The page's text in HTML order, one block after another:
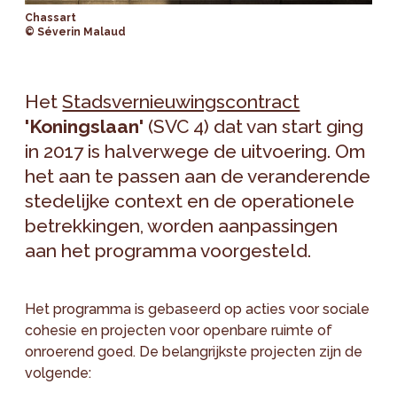
Chassart
© Séverin Malaud
HetStadsvernieuwingscontract
'Koningslaan' (SVC 4) dat van start ging
in 2017 is halverwege de uitvoering. Om
het aan te passen aan de veranderende
stedelijke context en de operationele
betrekkingen, worden aanpassingen
aan het programma voorgesteld.
Het programma is gebaseerd op acties voor sociale
cohesie en projecten voor openbare ruimte of
onroerend goed. De belangrijkste projecten zijn de
volgende: